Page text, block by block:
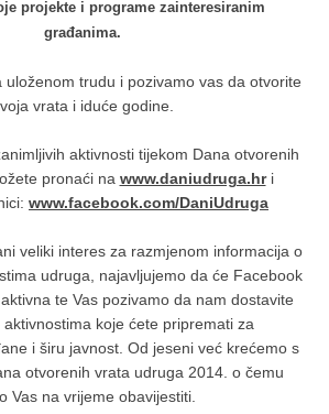
projekte i programe zainteresiranim
građanima.
uloženom trudu i pozivamo vas da otvorite
vrata i iduće godine.
aktivnosti tijekom Dana otvorenih
pronaći na www.daniudruga.hr i
www.facebook.com/DaniUdruga
veliki interes za razmjenom informacija o
udruga, najavljujemo da će Facebook
te Vas pozivamo da nam dostavite
aktivnostima koje ćete pripremati za
i širu javnost. Od jeseni već krećemo s
otvorenih vrata udruga 2014. o čemu
Vas na vrijeme obavijestiti.